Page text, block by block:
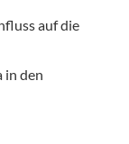
auf die
in den